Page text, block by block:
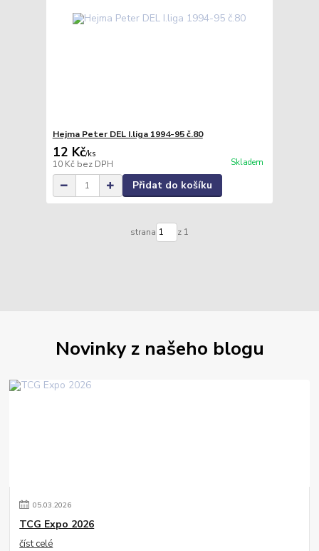
Hejma Peter DEL I.liga 1994-95 č.80
12 Kč/ks
10 Kč bez DPH Skladem
Přidat do košíku
strana z 1
Novinky z našeho blogu
05.03.2026
TCG Expo 2026
číst celé